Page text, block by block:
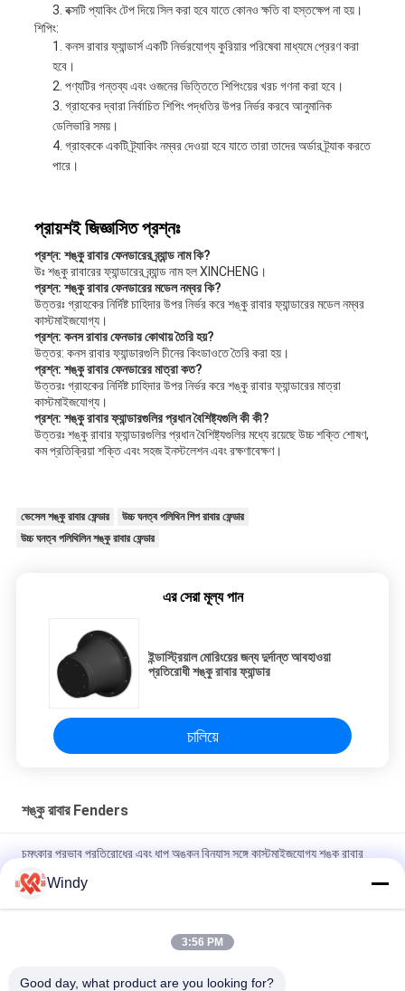
বক্সটি প্যাকিং টেপ দিয়ে সিল করা হবে যাতে কোনও ক্ষতি বা হস্তক্ষেপ না হয়।
শিপিং:
কনস রাবার ফ্যান্ডার্স একটি নির্ভরযোগ্য কুরিয়ার পরিষেবা মাধ্যমে প্রেরণ করা
হবে।
পণ্যটির গন্তব্য এবং ওজনের ভিত্তিতে শিপিংয়ের খরচ গণনা করা হবে।
গ্রাহকের দ্বারা নির্বাচিত শিপিং পদ্ধতির উপর নির্ভর করবে আনুমানিক
ডেলিভারি সময়।
গ্রাহককে একটি ট্র্যাকিং নম্বর দেওয়া হবে যাতে তারা তাদের অর্ডার ট্র্যাক করতে
পারে।
প্রায়শই জিজ্ঞাসিত প্রশ্নঃ
প্রশ্ন: শঙ্কু রাবার ফেনডারের ব্র্যান্ড নাম কি?
উঃ শঙ্কু রাবারের ফ্যান্ডারের ব্র্যান্ড নাম হল XINCHENG।
প্রশ্ন: শঙ্কু রাবার ফেনডারের মডেল নম্বর কি?
উত্তরঃ গ্রাহকের নির্দিষ্ট চাহিদার উপর নির্ভর করে শঙ্কু রাবার ফ্যান্ডারের মডেল নম্বর
কাস্টমাইজযোগ্য।
প্রশ্ন: কনস রাবার ফেনডার কোথায় তৈরি হয়?
উত্তর: কনস রাবার ফ্যান্ডারগুলি চীনের কিংডাওতে তৈরি করা হয়।
প্রশ্ন: শঙ্কু রাবার ফেনডারের মাত্রা কত?
উত্তরঃ গ্রাহকের নির্দিষ্ট চাহিদার উপর নির্ভর করে শঙ্কু রাবার ফ্যান্ডারের মাত্রা
কাস্টমাইজযোগ্য।
প্রশ্ন: শঙ্কু রাবার ফ্যান্ডারগুলির প্রধান বৈশিষ্ট্যগুলি কী কী?
উত্তরঃ শঙ্কু রাবার ফ্যান্ডারগুলির প্রধান বৈশিষ্ট্যগুলির মধ্যে রয়েছে উচ্চ শক্তি শোষণ,
কম প্রতিক্রিয়া শক্তি এবং সহজ ইনস্টলেশন এবং রক্ষণাবেক্ষণ।
ভেসেল শঙ্কু রাবার ফেন্ডার
উচ্চ ঘনত্ব পলিথিন শিপ রাবার ফেন্ডার
উচ্চ ঘনত্ব পলিথিলিন শঙ্কু রাবার ফেন্ডার
এর সেরা মূল্য পান
ইন্ডাস্ট্রিয়াল মোরিংয়ের জন্য দুর্দান্ত আবহাওয়া
প্রতিরোধী শঙ্কু রাবার ফ্যান্ডার
চালিয়ে
শঙ্কু রাবার Fenders
চমৎকার প্রভাব প্রতিরোধের এবং ধাপ অঙ্কন বিন্যাস সঙ্গে কাস্টমাইজযোগ্য শঙ্কু রাবার
fenders
স্টেপ অঙ্কন বিন্যাস শঙ্কু রাবার Fender কাস্টম ডিজাইন আবহাওয়া প্রতিরোধের জন্য
Windy
3:56 PM
Good day, what product are you looking for?